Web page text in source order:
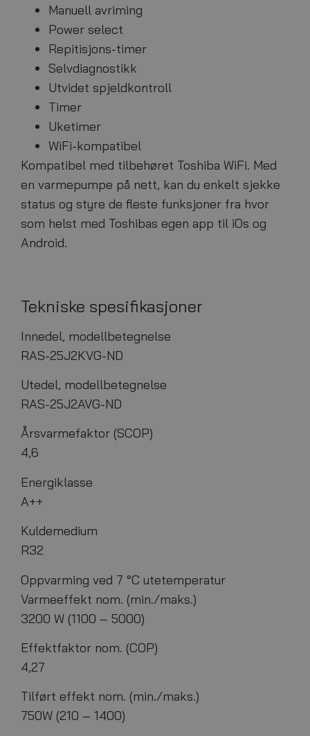
Manuell avriming
Power select
Repitisjons-timer
Selvdiagnostikk
Utvidet spjeldkontroll
Timer
Uketimer
WiFi-kompatibel
Kompatibel med tilbehøret Toshiba WiFi. Med
en varmepumpe på nett, kan du enkelt sjekke
status og styre de fleste funksjoner fra hvor
som helst med Toshibas egen app til iOs og
Android.
Tekniske spesifikasjoner
Innedel, modellbetegnelse
RAS-25J2KVG-ND
Utedel, modellbetegnelse
RAS-25J2AVG-ND
Årsvarmefaktor (SCOP)
4,6
Energiklasse
A++
Kuldemedium
R32
Oppvarming ved 7 °C utetemperatur
Varmeeffekt nom. (min./maks.)
3200 W (1100 – 5000)
Effektfaktor nom. (COP)
4,27
Tilført effekt nom. (min./maks.)
750W (210 – 1400)